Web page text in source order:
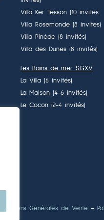
Villa Ker Tesson (10 invités
Villa Rosemonde (8 invités)
Villa Pinède (8 invités)
Villa des Dunes (8 invités)
Les Bains de mer SGXV
La Villa (6 invités)
La Maison (4-6 invités)
Le Cocon (2-4 invités)
Conditions Générales de Vente –